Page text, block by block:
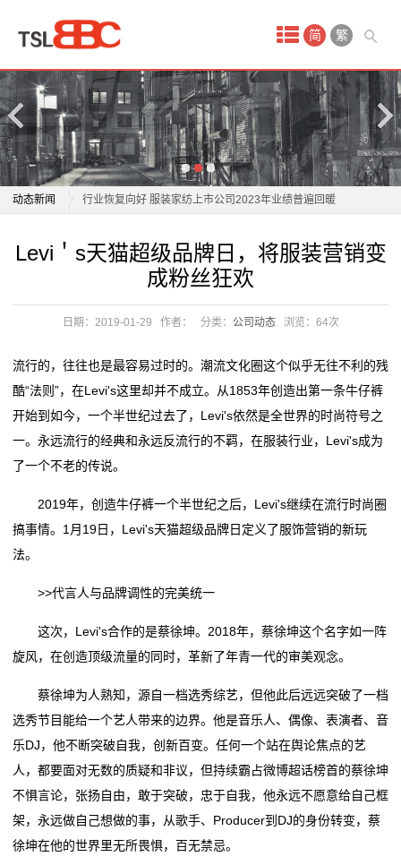
简 繁
动态新闻
京南崛起服装时尚新城
行业恢复向好 服装家纺上市公司2023年业绩普遍回暖
型升级发展论坛在灌云召
纺织服装产业与地区强市差距较大 都昌县委书记如何发
力追赶？
服装产业 ?
打造纺织服装产业新高度，第三届潮汕服博会圆满落幕
津城警事 | 东城派出所：女子逛服装店起贪心 “顺手牵
羊”盗窃大衣
陕西服装工程学院：多措并举构建“大思政课”育人格局
很多帅哥美女爱穿！网红服装品牌，要被卖了……
行业恢复向好 服装家纺上市公司2023年业绩普遍回暖
2024年全国纺织服装产业园区工作会议暨园区数字化转
型升级发展论坛在灌云召
力追赶？
从数字洼地到新质生产力 新链主 SHEIN 如何助力改造
服装产业 ?
打造纺织服装产业新高度，第三届潮汕服博会圆满落幕
津城警事 | 东城派出所：女子逛服装店起贪心 “顺手牵
陕西服装工程学院：多措并举构建“大思政课”育人格局
Levi＇s天猫超级品牌日，将服装营销变
成粉丝狂欢
日期：2019-01-29 作者： 分类： 公司动态 浏览： 64次
流行的，往往也是最容易过时的。潮流文化圈这个似乎无往不利的残
酷“法则”，在Levi's这里却并不成立。从1853年创造出第一条牛仔裤
开始到如今，一个半世纪过去了，Levi's依然是全世界的时尚符号之
一。永远流行的经典和永远反流行的不羁，在服装行业，Levi's成为
了一个不老的传说。
2019年，创造牛仔裤一个半世纪之后，Levi's继续在流行时尚圈
搞事情。1月19日，Levi's天猫超级品牌日定义了服饰营销的新玩
法。
>>代言人与品牌调性的完美统一
这次，Levi's合作的是蔡徐坤。2018年，蔡徐坤这个名字如一阵
旋风，在创造顶级流量的同时，革新了年青一代的审美观念。
蔡徐坤为人熟知，源自一档选秀综艺，但他此后远远突破了一档
选秀节目能给一个艺人带来的边界。他是音乐人、偶像、表演者、音
乐DJ，他不断突破自我，创新百变。任何一个站在舆论焦点的艺
人，都要面对无数的质疑和非议，但持续霸占微博超话榜首的蔡徐坤
不惧言论，张扬自由，敢于突破，忠于自我，他永远不愿意给自己框
架，永远做自己想做的事，从歌手、Producer到DJ的身份转变，蔡
徐坤在他的世界里无所畏惧，百无禁忌。
产
品
中